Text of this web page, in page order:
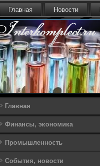
Главная Новости
Главная
Финансы, экономика
Промышленность
События, новости